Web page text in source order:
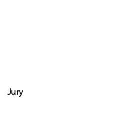
Jury